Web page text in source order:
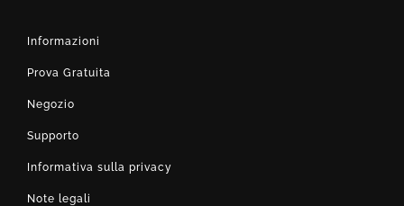
Informazioni
Prova Gratuita
Negozio
Supporto
Informativa sulla privacy
Note legali